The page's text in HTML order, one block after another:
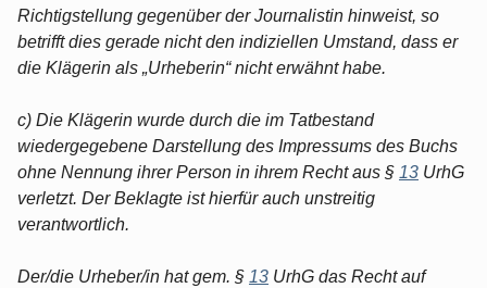
Richtigstellung gegenüber der Journalistin hinweist, so
betrifft dies gerade nicht den indiziellen Umstand, dass er
die Klägerin als „Urheberin“ nicht erwähnt habe.
c) Die Klägerin wurde durch die im Tatbestand
wiedergegebene Darstellung des Impressums des Buchs
ohne Nennung ihrer Person in ihrem Recht aus § 13 UrhG
verletzt. Der Beklagte ist hierfür auch unstreitig
verantwortlich.
Der/die Urheber/in hat gem. § 13 UrhG das Recht auf